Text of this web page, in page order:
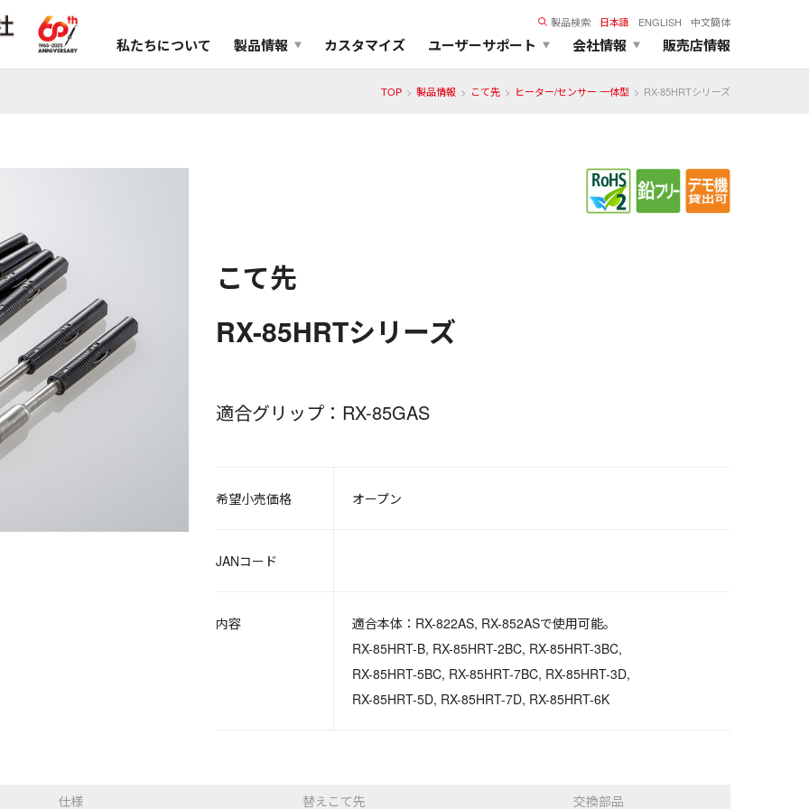
製品検索 日本語 ENGLISH 中文簡体
私たちについて 製品情報 カスタマイズ ユーザーサポート 会社情報 販売店情報
TOP 製品情報 こて先 ヒーター/センサー 一体型 RX-85HRTシリーズ
こて先
RX-85HRTシリーズ
適合グリップ：RX-85GAS
希望小売価格 オープン
JANコード
内容
適合本体：RX-822AS, RX-852ASで使用可能。
RX-85HRT-B, RX-85HRT-2BC, RX-85HRT-3BC,
RX-85HRT-5BC, RX-85HRT-7BC, RX-85HRT-3D,
RX-85HRT-5D, RX-85HRT-7D, RX-85HRT-6K
仕様 替えこて先 交換部品